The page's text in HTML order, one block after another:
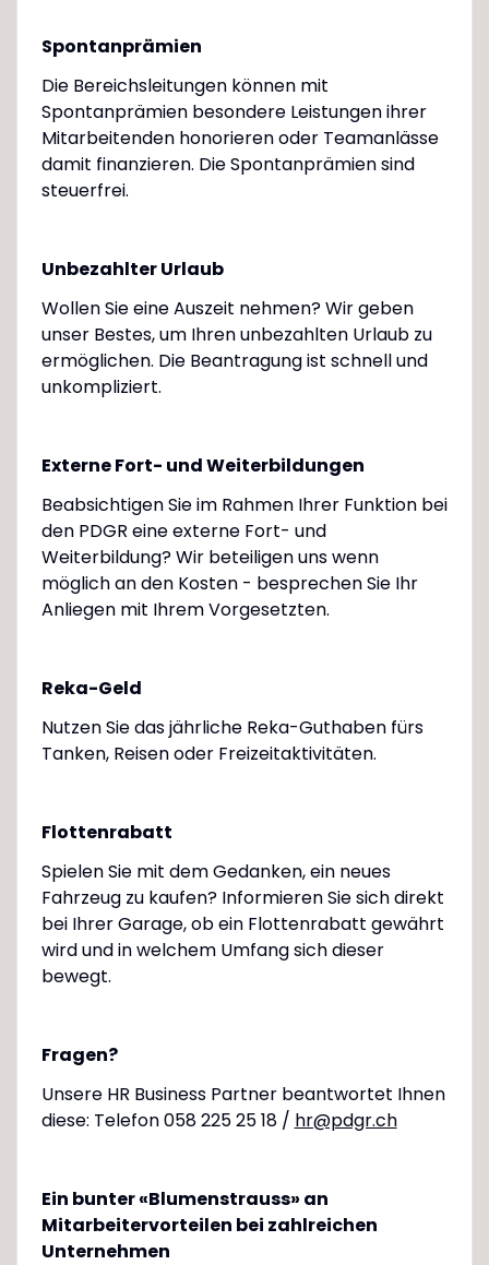
Spontanprämien
Die Bereichsleitungen können mit
Spontanprämien besondere Leistungen ihrer
Mitarbeitenden honorieren oder Teamanlässe
damit finanzieren. Die Spontanprämien sind
steuerfrei.
Unbezahlter Urlaub
Wollen Sie eine Auszeit nehmen? Wir geben
unser Bestes, um Ihren unbezahlten Urlaub zu
ermöglichen. Die Beantragung ist schnell und
unkompliziert.
Externe Fort- und Weiterbildungen
Beabsichtigen Sie im Rahmen Ihrer Funktion bei
den PDGR eine externe Fort- und
Weiterbildung? Wir beteiligen uns wenn
möglich an den Kosten - besprechen Sie Ihr
Anliegen mit Ihrem Vorgesetzten.
Reka-Geld
Nutzen Sie das jährliche Reka-Guthaben fürs
Tanken, Reisen oder Freizeitaktivitäten.
Flottenrabatt
Spielen Sie mit dem Gedanken, ein neues
Fahrzeug zu kaufen? Informieren Sie sich direkt
bei Ihrer Garage, ob ein Flottenrabatt gewährt
wird und in welchem Umfang sich dieser
bewegt.
Fragen?
Unsere HR Business Partner beantwortet Ihnen
diese: Telefon 058 225 25 18 / hr@pdgr.ch
Ein bunter «Blumenstrauss» an
Mitarbeitervorteilen bei zahlreichen
Unternehmen